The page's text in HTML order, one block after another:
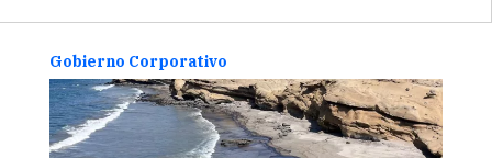
Gobierno Corporativo